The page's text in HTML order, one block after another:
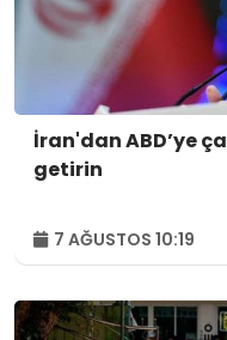
İran'dan ABD’ye
getirin
7 AĞUSTOS 10:19